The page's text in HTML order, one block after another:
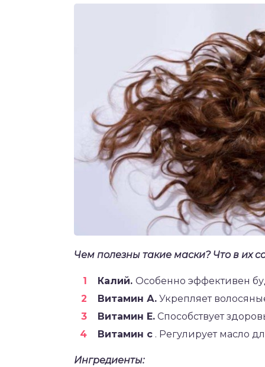
Чем полезны такие маски? Что в их
Калий. Особенно эффективен
Витамин А. Укрепляет
Витамин Е. Способствует
Витамин с . Регулирует масло
Ингредиенты: